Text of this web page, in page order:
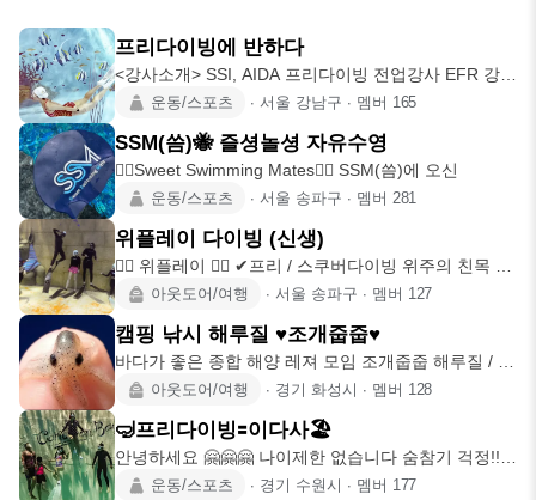
프리다이빙에 반하다
<강사소개> SSI, AIDA 프리다이빙 전업강사 EFR 강사
(응급구조)
운동/스포츠 ∙ 서울 강남구 ∙ 멤버 165
SSM(씀)🐝 즐셩놀셩 자유수영
🏊‍♀️Sweet Swimming Mates🏊‍♂️ SSM(씀)에 오신
운동/스포츠 ∙ 서울 송파구 ∙ 멤버 281
위플레이 다이빙 (신생)
🧜‍♀️ 위플레이 🧜‍♂️ ✔프리 / 스쿠버다이빙 위주의 친목 모
임 ✔ 아웃도어/여행 ∙ 서울 송파구 ∙ 멤버 127
캠핑 낚시 해루질 ♥조개줍줍♥
바다가 좋은 종합 해양 레져 모임 조개줍줍 해루질 / 낚
시 / 프리다
아웃도어/여행 ∙ 경기 화성시 ∙ 멤버 128
🤿프리다이빙🟰이다사🏖
안녕하세요 🤗🤗🤗 나이제한 없습니다 숨참기 걱정!!
노노 물공포증 걱정
운동/스포츠 ∙ 경기 수원시 ∙ 멤버 177